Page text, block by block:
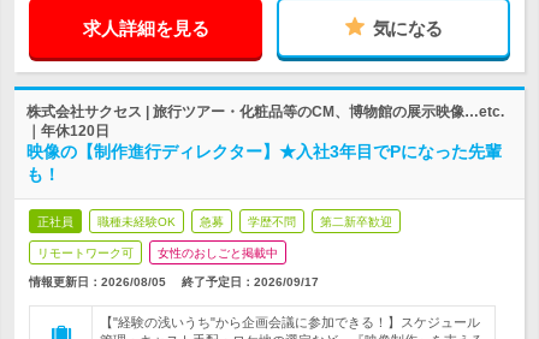
求人詳細を見る 気になる
株式会社サクセス | 旅行ツアー・化粧品等のCM、博物館の展示映像…etc.
｜年休120日
映像の【制作進行ディレクター】★入社3年目でPになった先輩
も！
正社員 職種未経験OK 急募 学歴不問 第二新卒歓迎
リモートワーク可 女性のおしごと掲載中
情報更新日：2026/08/05 終了予定日： 2026/09/17
【"経験の浅いうち"から企画会議に参加できる！】スケジュール